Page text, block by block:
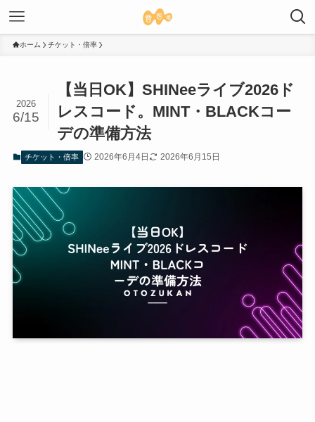
ホーム チケット・倍率
【当日OK】SHINeeライブ2026ド
レスコード。MINT・BLACKコー
デの準備方法
2026
6/15
チケット・倍率 2026年6月4日 2026年6月15日